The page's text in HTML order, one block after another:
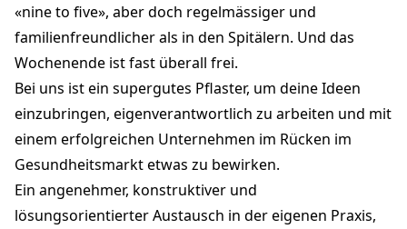
«nine to five», aber doch regelmässiger und
familienfreundlicher als in den Spitälern. Und das
Wochenende ist fast überall frei.
Bei uns ist ein supergutes Pflaster, um deine Ideen
einzubringen, eigenverantwortlich zu arbeiten und mit
einem erfolgreichen Unternehmen im Rücken im
Gesundheitsmarkt etwas zu bewirken.
Ein angenehmer, konstruktiver und
lösungsorientierter Austausch in der eigenen Praxis,